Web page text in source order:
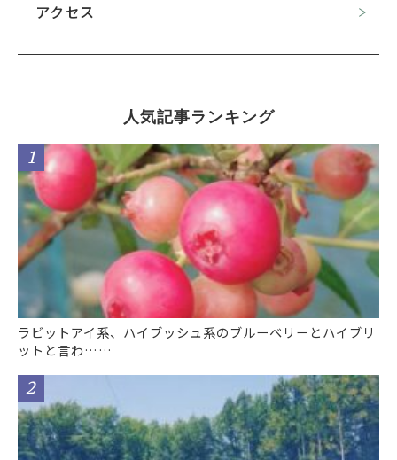
アクセス
人気記事ランキング
ラビットアイ系、ハイブッシュ系のブルーベリーとハイブリ
ットと言わ……